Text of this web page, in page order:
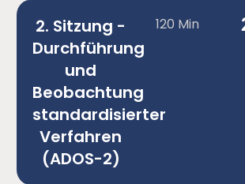
2. Sitzung -
Durchführung
und
Beobachtung
standardisierter
Verfahren
(ADOS-2)
120 Min